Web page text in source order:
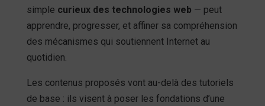
simple curieux des technologies web — peut
apprendre, progresser, et affiner sa compréhension
des mécanismes qui soutiennent Internet au
quotidien.
Les contenus proposés vont au-delà des tutoriels
de base : ils visent à poser les fondations d’une